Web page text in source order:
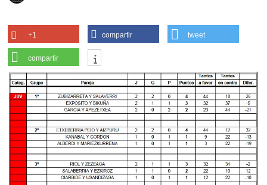
+1 compartir tweet
compartir